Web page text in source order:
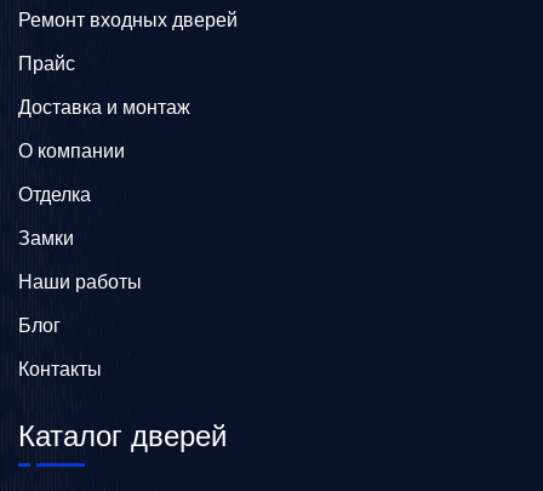
Ремонт входных дверей
Прайс
Доставка и монтаж
О компании
Отделка
Замки
Наши работы
Блог
Контакты
Каталог дверей